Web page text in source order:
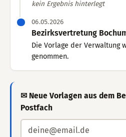
kein Ergebnis hinterlegt
06.05.2026
Bezirksvertretung
Die Vorlage der Verwaltung
genommen.
✉ Neue Vorlagen aus dem
Postfach